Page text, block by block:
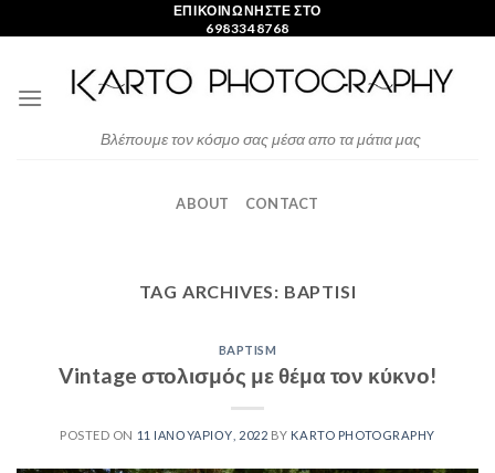
to
ΕΠΙΚΟΙΝΩΝΗΣΤΕ ΣΤΟ
6983348768
Βλέπουμε τον κόσμο σας μέσα απο τα μάτια μας
ABOUT CONTACT
TAG ARCHIVES: BAPTISI
BAPTISM
Vintage στολισμός με θέμα τον κύκνο!
POSTED ON 11 ΙΑΝΟΥΑΡΊΟΥ, 2022 BY KARTO PHOTOGRAPHY